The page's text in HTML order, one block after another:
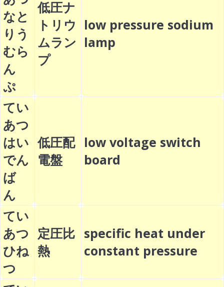
なと
りう
むら
ん
ぷ
低圧ナ
トリウ
ムラン
プ
low pressure sodium
lamp
てい
あつ
はい
でん
ば
ん
低圧配
電盤
low voltage switch
board
てい
あつ
ひね
つ
定圧比
熱
specific heat under
constant pressure